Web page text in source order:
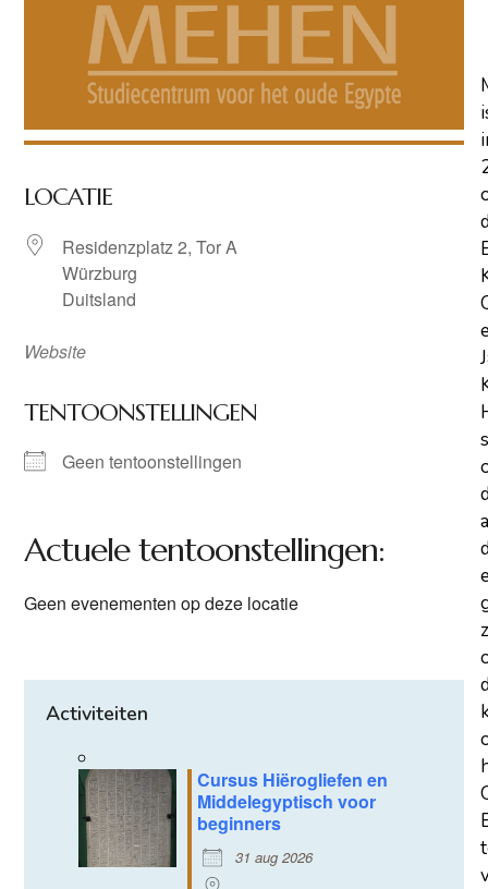
LOCATIE
Residenzplatz 2, Tor A
Würzburg
Duitsland
Website
TENTOONSTELLINGEN
Geen tentoonstellingen
Actuele tentoonstellingen:
Geen evenementen op deze locatie
Activiteiten
Cursus Hiërogliefen en
Middelegyptisch voor
beginners
31 aug 2026